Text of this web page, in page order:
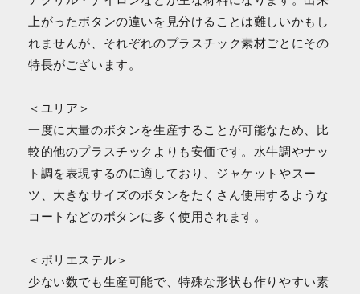
上がったボタンの違いを見分けることは難しいかもし
れませんが、それぞれのプラスチック素材ごとにその
特長がございます。
＜ユリア＞
一度に大量のボタンを生産することが可能なため、比
較的他のプラスチックよりも安価です。水牛調やナッ
ト調を表現するのに適しており、ジャケットやスー
ツ、大きなサイズのボタンをたくさん使用するような
コートなどのボタンに多く使用されます。
＜ポリエステル＞
少ない数でも生産可能で、特殊な形状も作りやすい素